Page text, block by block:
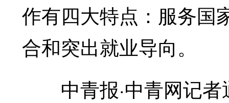
作有四大特点：服务国
合和突出就业导向。
中青报·中青网记者